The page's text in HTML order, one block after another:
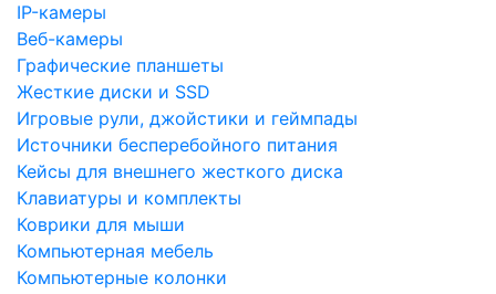
IP-камеры
Веб-камеры
Графические планшеты
Жесткие диски и SSD
Игровые рули, джойстики и геймпады
Источники бесперебойного питания
Кейсы для внешнего жесткого диска
Клавиатуры и комплекты
Коврики для мыши
Компьютерная мебель
Компьютерные колонки